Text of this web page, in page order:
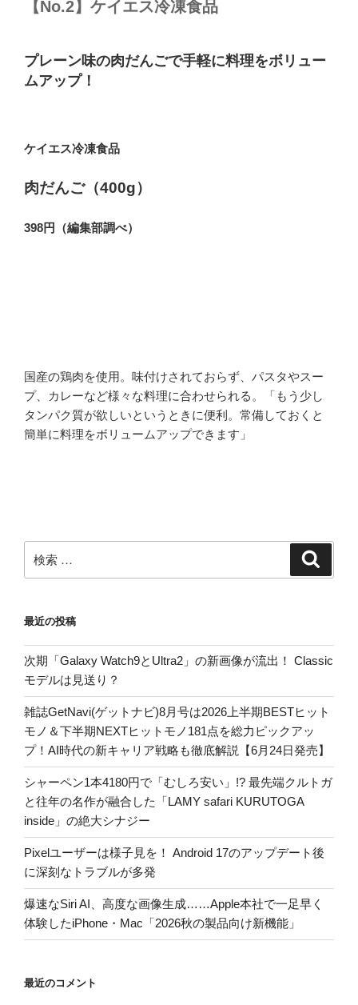
【No.2】ケイエス冷凍食品
プレーン味の肉だんごで手軽に料理をボリュー
ムアップ！
ケイエス冷凍食品
肉だんご（400g）
398円（編集部調べ）
国産の鶏肉を使用。味付けされておらず、パスタやスー
プ、カレーなど様々な料理に合わせられる。「もう少し
タンパク質が欲しいというときに便利。常備しておくと
簡単に料理をボリュームアップできます」
検
索:
最近の投稿
次期「Galaxy Watch9とUltra2」の新画像が流出！ Classic
モデルは見送り？
雑誌GetNavi(ゲットナビ)8月号は2026上半期BESTヒット
モノ＆下半期NEXTヒットモノ181点を総力ピックアッ
プ！AI時代の新キャリア戦略も徹底解説【6月24日発売】
シャーペン1本4180円で「むしろ安い」!? 最先端クルトガ
と往年の名作が融合した「LAMY safari KURUTOGA
inside」の絶大シナジー
Pixelユーザーは様子見を！ Android 17のアップデート後
に深刻なトラブルが多発
爆速なSiri AI、高度な画像生成……Apple本社で一足早く
体験したiPhone・Mac「2026秋の製品向け新機能」
最近のコメント